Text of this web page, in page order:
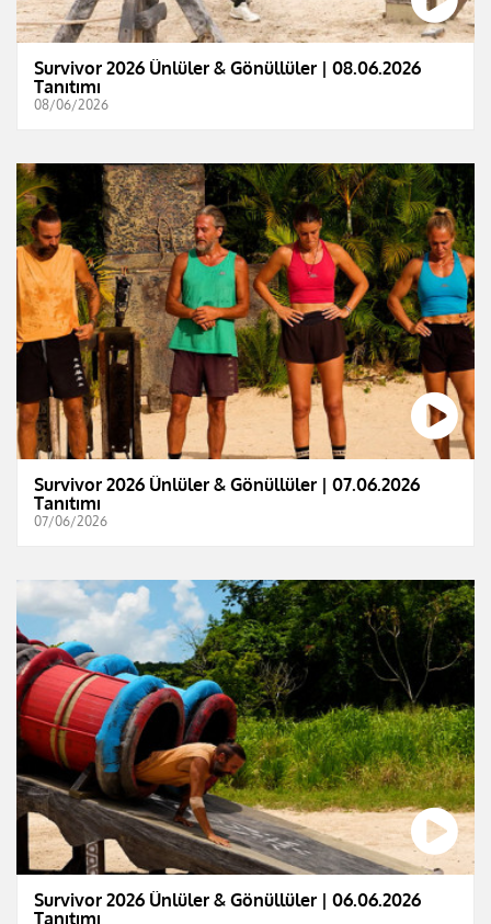
Survivor 2026 Ünlüler & Gönüllüler | 08.06.2026
Tanıtımı
08/06/2026
Survivor 2026 Ünlüler & Gönüllüler | 07.06.2026
Tanıtımı
07/06/2026
Survivor 2026 Ünlüler & Gönüllüler | 06.06.2026
Tanıtımı